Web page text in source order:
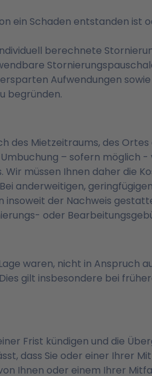
ein Schaden entstanden ist
berechnete
Aufwendungen
begründen.
des Mietzeitraums, des Ortes
– sofern möglich
müssen Ihnen daher die
anderweitigen,
insoweit der Nachweis
oder
waren, nicht in Anspruch
gilt insbesondere bei
Frist kündigen und die
dass Sie oder einer Ihrer
Ihnen oder einem Ihrer